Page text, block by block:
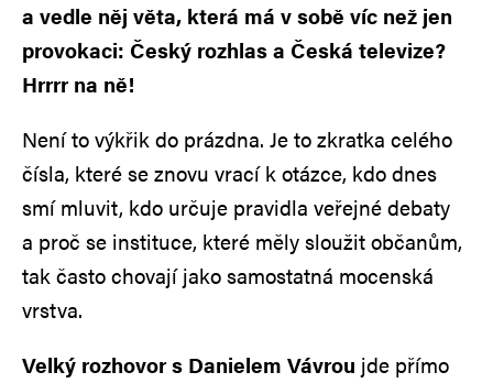
a vedle něj věta, která má v sobě víc než jen
provokaci: Český rozhlas a Česká televize?
Hrrrr na ně!
Není to výkřik do prázdna. Je to zkratka celého
čísla, které se znovu vrací k otázce, kdo dnes
smí mluvit, kdo určuje pravidla veřejné debaty
a proč se instituce, které měly sloužit občanům,
tak často chovají jako samostatná mocenská
vrstva.
Velký rozhovor s Danielem Vávrou jde přímo